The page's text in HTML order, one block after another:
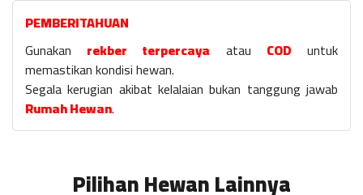
PEMBERITAHUAN
Gunakan rekber terpercaya atau COD untuk
memastikan kondisi hewan.
Segala kerugian akibat kelalaian bukan tanggung jawab
Rumah Hewan.
Pilihan Hewan Lainnya